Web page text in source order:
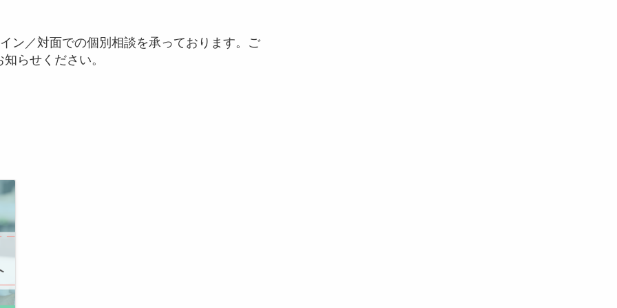
ン／対面での個別相談を承っております。ご
らせください。